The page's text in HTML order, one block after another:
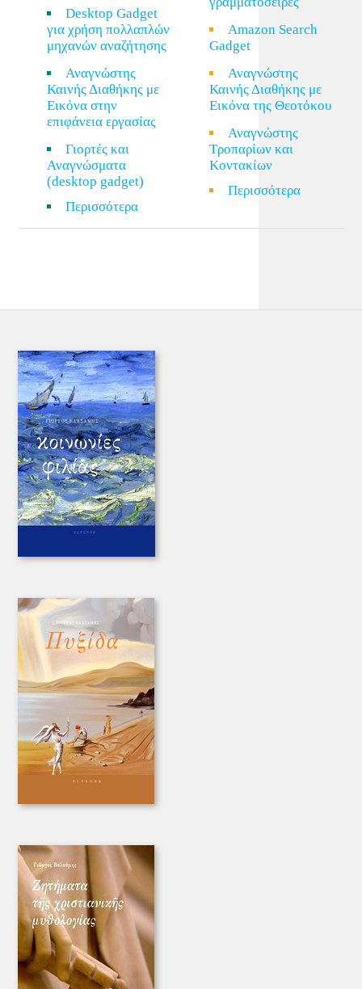
Desktop Gadget
για χρήση πολλαπλών
μηχανών αναζήτησης
Αναγνώστης
Καινής Διαθήκης με
Εικόνα στην
επιφάνεια εργασίας
Γιορτές και
Αναγνώσματα
(desktop gadget)
Περισσότερα
Amazon Search
Gadget
Αναγνώστης
Καινής Διαθήκης με
Εικόνα της Θεοτόκου
Αναγνώστης
Τροπαρίων και
Κοντακίων
Περισσότερα